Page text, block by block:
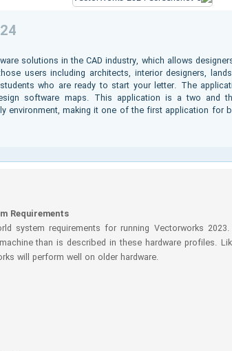
solutions in the CAD industry, which allows
users including architects, interior designers,
who are ready to start your letter. The
software maps. This application is a two and
environment, making it one of the first application for
Requirements
system requirements for running Vectorworks
than is described in these hardware profiles.
will perform well on older hardware.